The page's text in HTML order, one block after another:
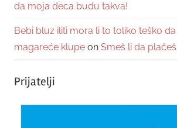
da moja deca budu takva!
Bebi bluz iliti mora li to toliko teško
magareće klupe on Smeš li da
Prijatelji